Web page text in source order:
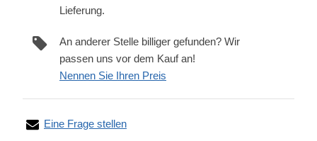
Lieferung.
An anderer Stelle billiger gefunden? Wir
passen uns vor dem Kauf an!
Nennen Sie Ihren Preis
Eine Frage stellen